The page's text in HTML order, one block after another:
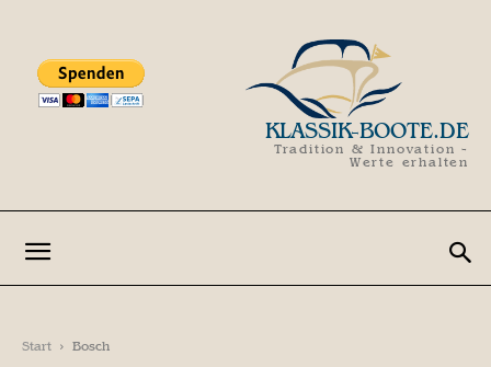
KLASSIK-BOOTE.DE
Tradition & Innovation -
Werte erhalten
Start Bosch